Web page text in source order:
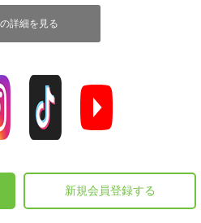
詳細を見る
新規会員登録する